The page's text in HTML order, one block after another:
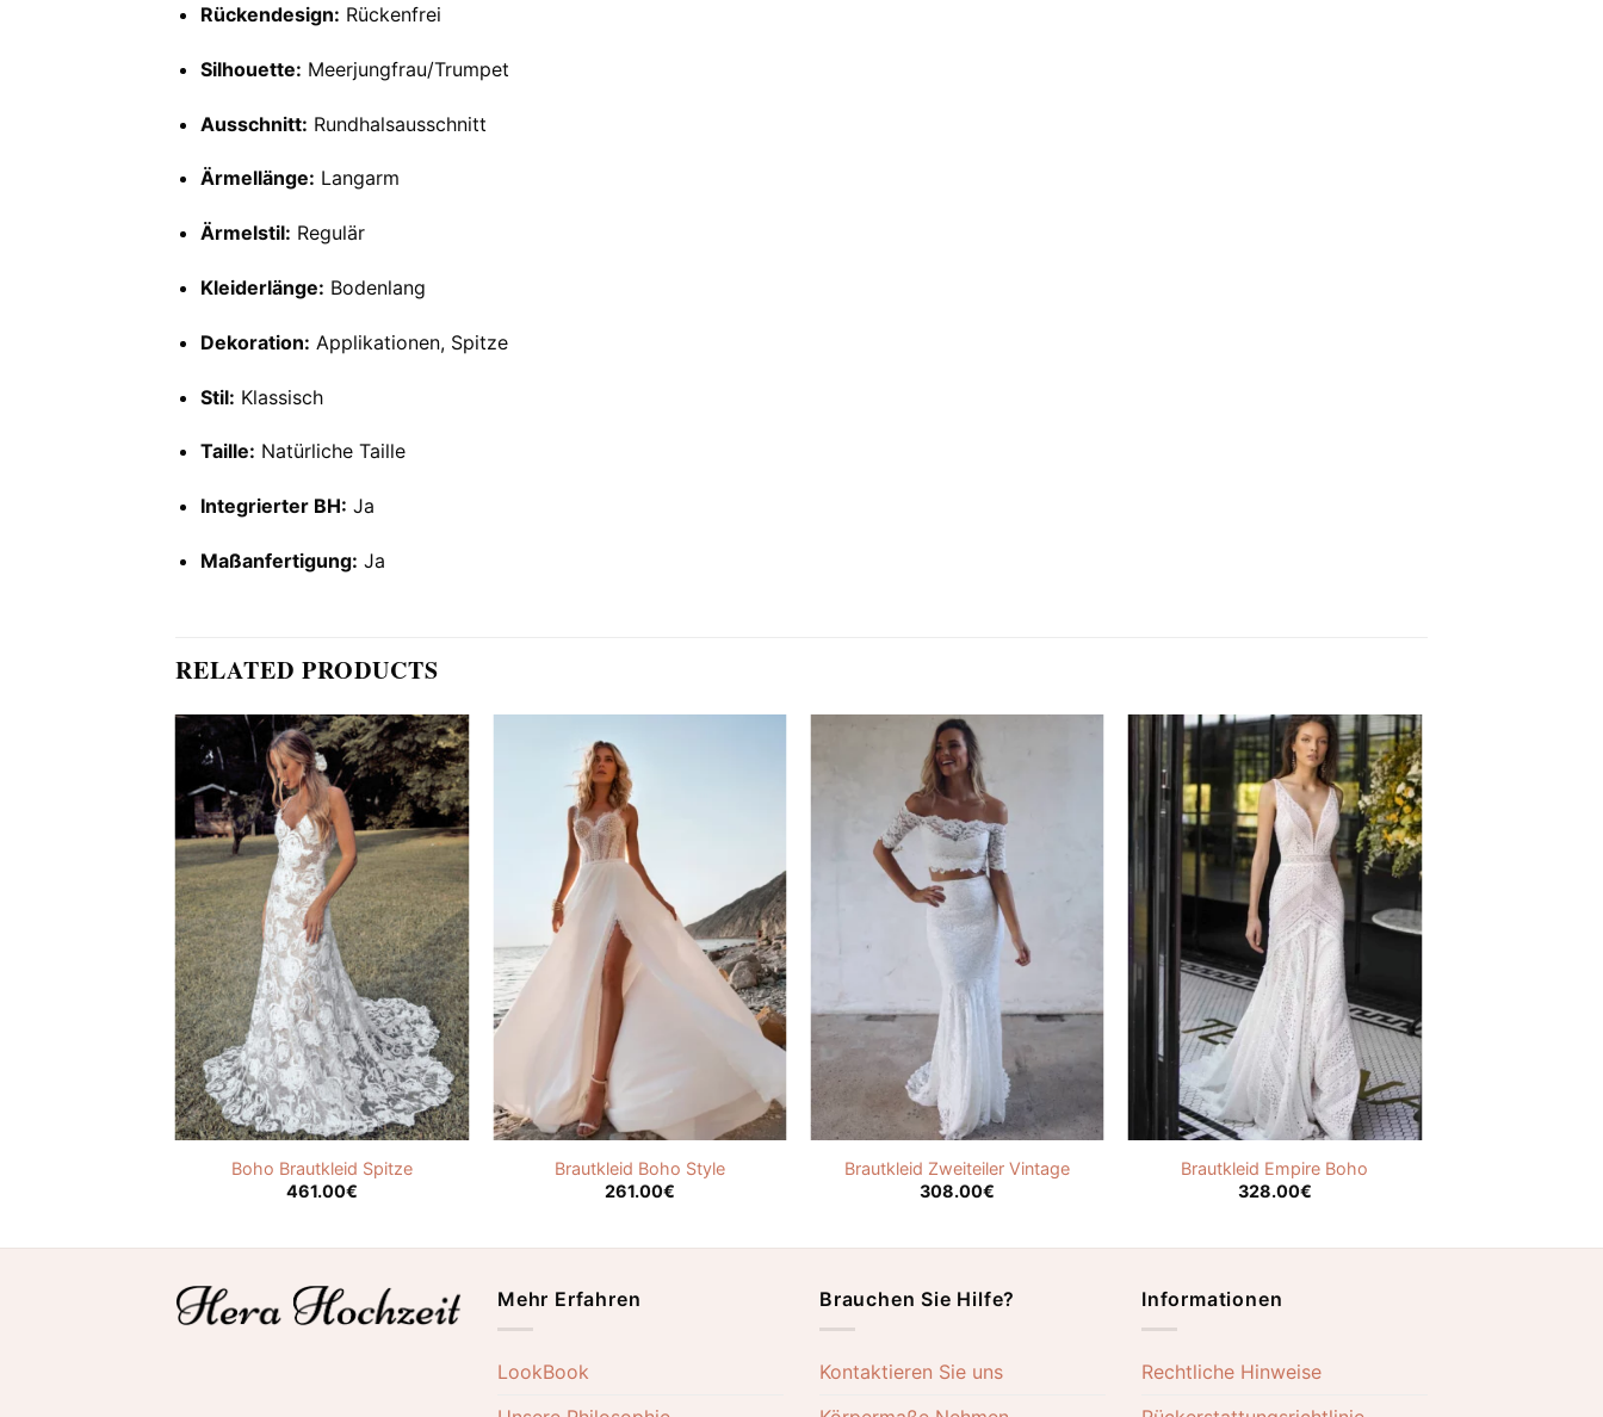
Rückendesign: Rückenfrei
Silhouette: Meerjungfrau/Trumpet
Ausschnitt: Rundhalsausschnitt
Ärmellänge: Langarm
Ärmelstil: Regulär
Kleiderlänge: Bodenlang
Dekoration: Applikationen, Spitze
Stil: Klassisch
Taille: Natürliche Taille
Integrierter BH: Ja
Maßanfertigung: Ja
RELATED PRODUCTS
Boho Brautkleid Spitze
461.00€
Brautkleid Boho Style
261.00€
Brautkleid Zweiteiler Vintage
308.00€
Brautkleid Empire Boho
328.00€
Mehr Erfahren
LookBook
Brauchen Sie Hilfe?
Kontaktieren Sie uns
Informationen
Rechtliche Hinweise